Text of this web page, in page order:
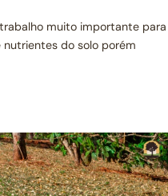
muito importante para
do solo porém